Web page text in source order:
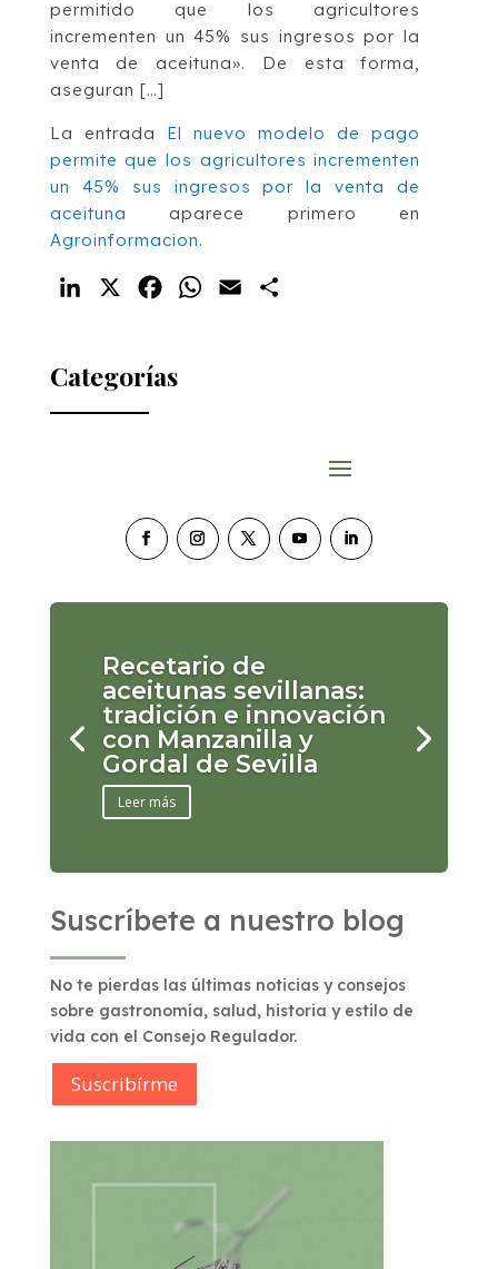
permitido que los agricultores
incrementen un 45% sus ingresos por la
venta de aceituna». De esta forma,
aseguran […]
La entrada El nuevo modelo de pago
permite que los agricultores incrementen
un 45% sus ingresos por la venta de
aceituna aparece primero en
Agroinformacion.
LinkedIn FacebookWhatsApp
Email
Categorías
Recetario de
aceitunas sevillanas:
tradición e innovación
con Manzanilla y
Gordal de Sevilla
Leer más
Suscríbete a nuestro blog
No te pierdas las últimas noticias y consejos
sobre gastronomía, salud, historia y estilo de
vida con el Consejo Regulador.
Suscribírme